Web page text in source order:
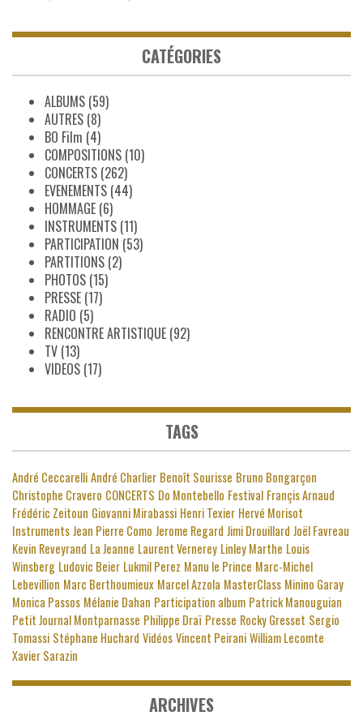
CATÉGORIES
ALBUMS (59)
AUTRES (8)
BO Film (4)
COMPOSITIONS (10)
CONCERTS (262)
EVENEMENTS (44)
HOMMAGE (6)
INSTRUMENTS (11)
PARTICIPATION (53)
PARTITIONS (2)
PHOTOS (15)
PRESSE (17)
RADIO (5)
RENCONTRE ARTISTIQUE (92)
TV (13)
VIDEOS (17)
TAGS
André CeccarelliAndré Charlier Benoît Sourisse Bruno Bongarçon
Christophe Cravero CONCERTS Do Montebello Festival Françis Arnaud
Frédéric Zeitoun Giovanni Mirabassi Henri Texier Hervé Morisot
InstrumentsJean Pierre Como Jerome Regard Jimi Drouillard Joël Favreau
Kevin Reveyrand La Jeanne Laurent Vernerey Linley Marthe Louis
Winsberg Ludovic Beier Lukmil Perez Manu le Prince Marc-Michel
Lebevillion Marc Berthoumieux Marcel Azzola MasterClass Minino Garay
Monica Passos Mélanie Dahan Participation album Patrick Manouguian
Petit Journal Montparnasse Philippe Draï Presse Rocky Gresset Sergio
Tomassi Stéphane Huchard VidéosVincent PeiraniWilliam Lecomte
Xavier Sarazin
ARCHIVES